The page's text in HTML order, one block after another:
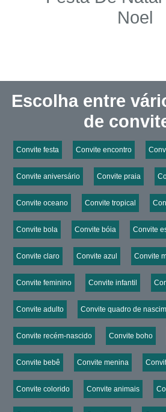
Noel
Escolha entre
de
Convite festa Convite encontro
Convite aniversário Convite praia
Convite oceano Convite tropical
Convite bola Convite bóia Convite
Convite claro Convite azul Convite
Convite feminino Convite infantil
Convite adulto Convite quadro de
Convite recém-nascido Convite boho
Convite bebê Convite menina
Convite colorido Convite animais